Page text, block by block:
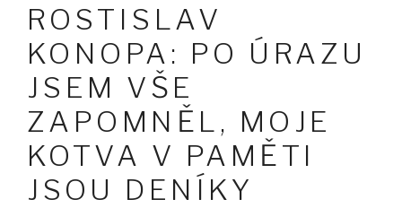
ROSTISLAV
KONOPA: PO ÚRAZU
JSEM VŠE
ZAPOMNĚL, MOJE
KOTVA V PAMĚTI
JSOU DENÍKY